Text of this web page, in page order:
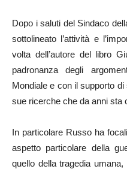
Dopo i saluti del Sindaco
sottolineato l’attività e
volta dell’autore del libro
padronanza degli
Mondiale e con il supporto
sue ricerche che da anni sta
In particolare Russo ha
aspetto particolare della
quello della tragedia